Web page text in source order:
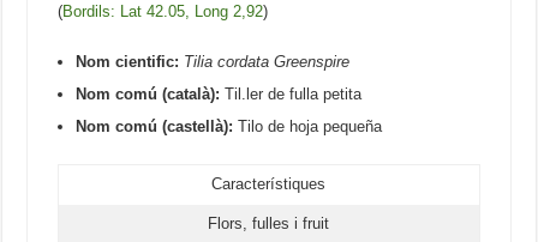
(Bordils: Lat 42.05, Long 2,92)
Nom cientific: Tilia cordata Greenspire
Nom comú (català): Til.ler de fulla petita
Nom comú (castellà): Tilo de hoja pequeña
Característiques
Flors, fulles i fruit